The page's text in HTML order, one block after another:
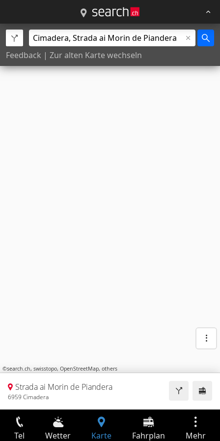
Feedback | Zur alten Karte wechseln
©search.ch, swisstopo, OpenStreetMap, others
Strada ai Morin de Piandera
6959 Cimadera
Tel Wetter Karte Fahrplan Mehr